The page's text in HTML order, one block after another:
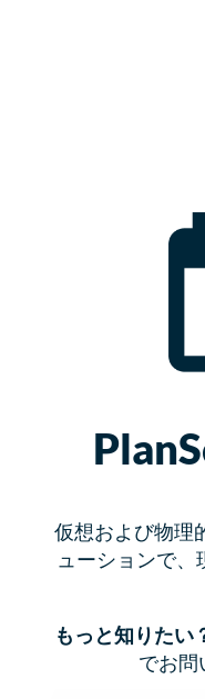
仮想および物理
ューションで、
もっと知りたい
でお問